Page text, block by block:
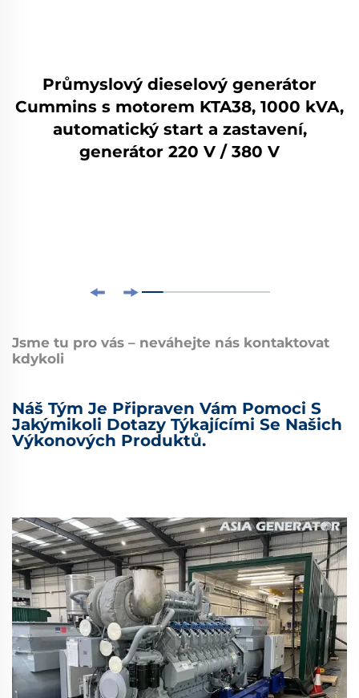
Průmyslový dieselový generátor
Cummins s motorem KTA38, 1000 kVA,
automatický start a zastavení,
generátor 220 V / 380 V
Jsme tu pro vás – neváhejte nás kontaktovat
kdykoli
Náš Tým Je Připraven Vám Pomoci S
Jakýmikoli Dotazy Týkajícími Se Našich
Výkonových Produktů.